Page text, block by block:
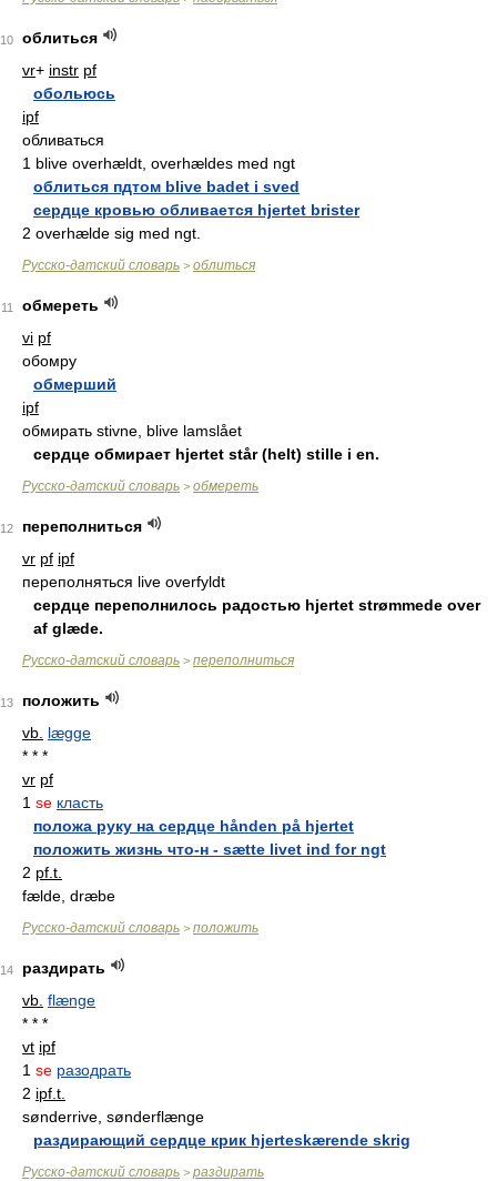
10
облиться
vr+ instr pf
обольюсь
ipf
обливаться
1 blive overhældt, overhældes med ngt
облиться пдтом blive badet i sved
сердце кровью обливается hjertet brister
2 overhælde sig med ngt.
Русско-датский словарь > облиться
11
обмереть
vi pf
обомру
обмерший
ipf
обмирать stivne, blive lamslået
сердце обмирает hjertet står (helt) stille i en.
Русско-датский словарь > обмереть
12
переполниться
vr pf ipf
переполняться live overfyldt
сердце переполнилось радостью hjertet strømmede over
af glæde.
Русско-датский словарь > переполниться
13
положить
vb. lægge
* * *
vr pf
1 se класть
положа руку на сердце hånden på hjertet
положить жизнь что-н - sætte livet ind for ngt
2 pf.t.
fælde, dræbe
Русско-датский словарь > положить
14
раздирать
vb. flænge
* * *
vt ipf
1 se разодрать
2 ipf.t.
sønderrive, sønderflænge
раздирающий сердце крик hjerteskærende skrig
Русско-датский словарь > раздирать